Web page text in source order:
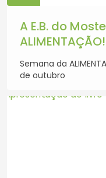
A E.B. do
Semana da
de outubro